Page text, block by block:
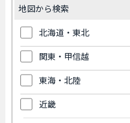
地図から検索
北海道・東北
関東・甲信越
東海・北陸
近畿